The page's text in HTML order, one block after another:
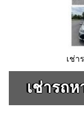
เช่า
เช่ารถ